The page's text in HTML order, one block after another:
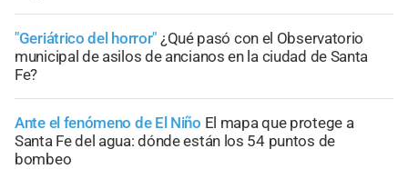
"Geriátrico del horror" ¿Qué pasó con el Observatorio
municipal de asilos de ancianos en la ciudad de Santa
Fe?
Ante el fenómeno de El Niño El mapa que protege a
Santa Fe del agua: dónde están los 54 puntos de
bombeo